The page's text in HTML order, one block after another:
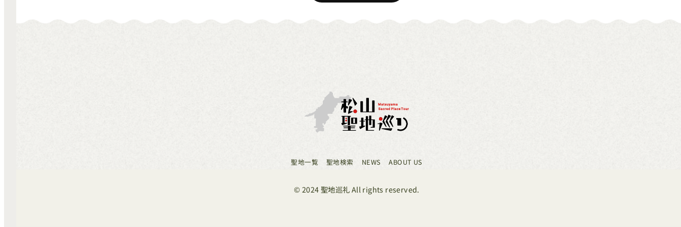
聖地一覧 聖地検索 NEWS ABOUT US
© 2024 聖地巡礼 All rights reserved.